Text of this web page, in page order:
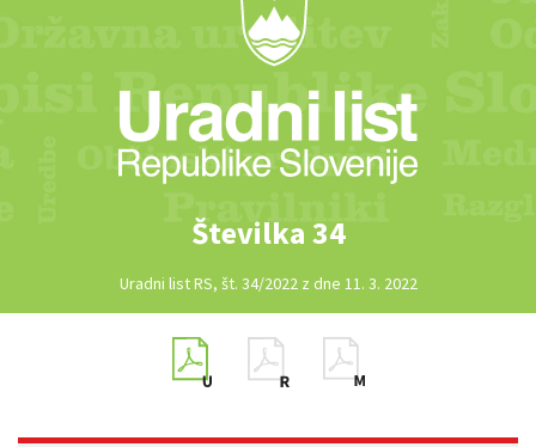
Številka 34
Uradni list RS, št. 34/2022 z dne 11. 3. 2022